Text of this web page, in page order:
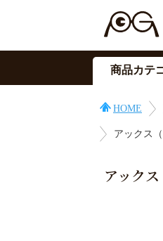
商品カテ
目の症
HOME
アックス
アック